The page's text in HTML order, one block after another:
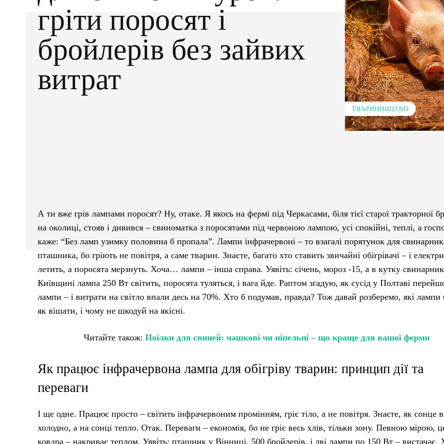
гріти поросят і
бройлерів без зайвих
витрат
ТВАРИННИЦТВО
А ти вже грів лампами поросят? Ну, отаке. Я якось на фермі під Черкасами, біля тієї старої тракторної
на околиці, стояв і дивився – свиноматка з поросятами під червоною лампою, усі спокійні, теплі, а
каже: “Без ламп узимку половина б пропала”. Лампи інфрачервоні – то взагалі порятунок для
пташника, бо гріють не повітря, а саме тварин. Знаєте, багато хто ставить звичайні обігрівачі – і
летить, а поросята мерзнуть. Хоча… лампи – інша справа. Уявіть: січень, мороз -15, а в кутку
Київщині лампа 250 Вт світить, поросята туляться, і вага йде. Раптом згадую, як сусід у Полтаві
лампи – і витрати на світло впали десь на 70%. Хто б подумав, правда? Тож давай розберемо, які лампи
як вішати, і чому не шкодуй на якісні.
Читайте також: Поїлки для свиней: чашкові чи ніпельні – що краще для вашої ферми
Як працює інфрачервона лампа для обігріву тварин: принцип дії та
переваги
І ще одне. Працює просто – світить інфрачервоним промінням, гріє тіло, а не повітря. Знаєте, як сонце
холодно, а на сонці тепло. Отак. Переваги – економія, бо не гріє весь хлів, тільки зону. Певною мірою,
ковдра – накриває теплом. Уявіть: пташник у Вінниці, 500 бройлерів, і дві лампи по 150 Вт –